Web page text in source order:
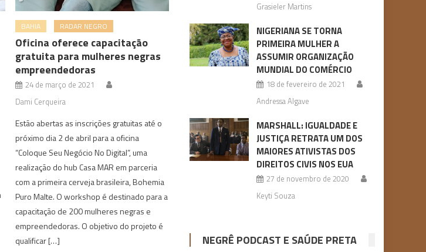
BAHIA RADAR NEGRO
Oficina oferece capacitação
gratuita para mulheres negras
empreendedoras
24 de março de 2021
Dami Cerqueira
Estão abertas as inscrições gratuitas até o
próximo dia 2 de abril para a oficina
“Coloque Seu Negócio No Digital”, uma
realização do hub Casa MAR em parceria
com a primeira cerveja brasileira, Bohemia
Puro Malte. O workshop é destinado para a
capacitação de 200 mulheres negras e
empreendedoras. O objetivo do projeto é
qualificar […]
Grasieler Martins
NIGERIANA SE TORNA
PRIMEIRA MULHER A
ASSUMIR ORGANIZAÇÃO
MUNDIAL DO COMÉRCIO
18 de fevereiro de 2021
Andressa Algave
MARSHALL: IGUALDADE E
JUSTIÇA RETRATA UM DOS
MAIORES ATIVISTAS DOS
DIREITOS CIVIS NOS EUA
27 de novembro de 2020
Keyti Souza
NEGRÊ PODCAST E SAÚDE PRETA